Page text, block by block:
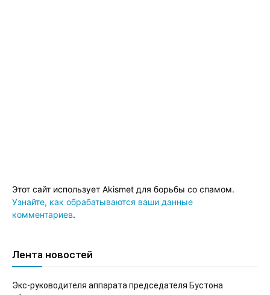
Этот сайт использует Akismet для борьбы со спамом.
Узнайте, как обрабатываются ваши данные
комментариев.
Лента новостей
Экс-руководителя аппарата председателя Бустона